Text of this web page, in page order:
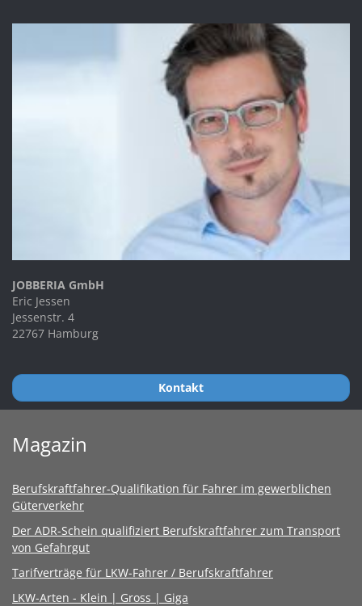
JOBBERIA GmbH
Eric Jessen
Jessenstr. 4
22767 Hamburg
Kontakt
Magazin
Berufskraftfahrer-Qualifikation für Fahrer im gewerblichen
Güterverkehr
Der ADR-Schein qualifiziert Berufskraftfahrer zum Transport
von Gefahrgut
Tarifverträge für LKW-Fahrer / Berufskraftfahrer
LKW-Arten - Klein | Gross | Giga